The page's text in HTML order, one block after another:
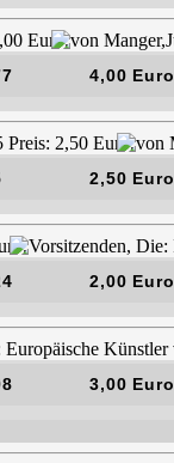
4,00 Euro
2,50 Euro
2,00 Euro
3,00 Euro